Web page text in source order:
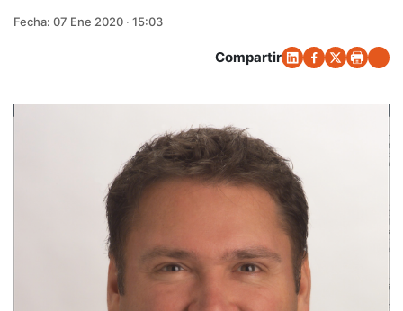
Fecha: 07 Ene 2020 · 15:03
Compartir